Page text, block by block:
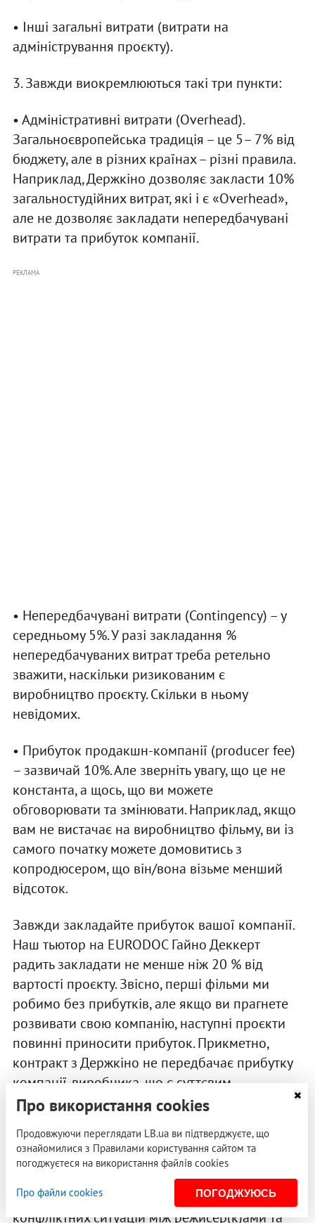
• Інші загальні витрати (витрати на
адміністрування проєкту).
3. Завжди виокремлюються такі три пункти:
• Адміністративні витрати (Overhead).
Загальноєвропейська традиція – це 5– 7% від
бюджету, але в різних країнах – різні правила.
Наприклад, Держкіно дозволяє закласти 10%
загальностудійних витрат, які і є «Overhead»,
але не дозволяє закладати непередбачувані
витрати та прибуток компанії.
РЕКЛАМА
• Непередбачувані витрати (Contingency) – у
середньому 5%. У разі закладання %
непередбачуваних витрат треба ретельно
зважити, наскільки ризикованим є
виробництво проєкту. Скільки в ньому
невідомих.
• Прибуток продакшн-компанії (producer fee)
– зазвичай 10%. Але зверніть увагу, що це не
константа, а щось, що ви можете
обговорювати та змінювати. Наприклад, якщо
вам не вистачає на виробництво фільму, ви із
самого початку можете домовитись з
копродюсером, що він/вона візьме менший
відсоток.
Завжди закладайте прибуток вашої компанії.
Наш тьютор на EURODOC Гайно Деккерт
радить закладати не менше ніж 20 % від
вартості проєкту. Звісно, перші фільми ми
робимо без прибутків, але якщо ви прагнете
розвивати свою компанію, наступні проєкти
повинні приносити прибуток. Прикметно,
контракт з Держкіно не передбачає прибутку
компанії-виробника, що є суттєвим
обмеженням для розвитку української
Окремо варто поговорити про гонорар
режисера/-ки. В українській індустрії це
доволі болісне питання, яке стає причиною
конфліктних ситуацій між режисер(к)ами та
Про використання cookies
Продовжуючи переглядати LB.ua ви підтверджуєте, що
ознайомилися з Правилами користування сайтом та
погоджуєтеся на використання файлів cookies
Про файли cookies ПОГОДЖУЮСЬ